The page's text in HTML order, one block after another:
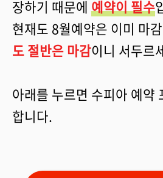
장하기 때문에 예약이 필수
현재도 8월예약은 이미 마
도 절반은 마감이니 서두르
아래를 누르면 수피아 예약
합니다.